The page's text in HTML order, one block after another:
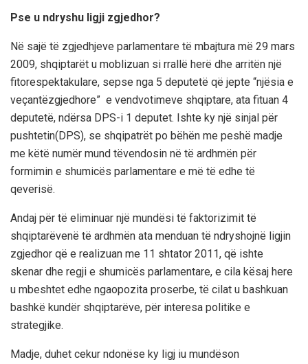
Pse u ndryshu ligji zgjedhor?
Në sajë të zgjedhjeve parlamentare të mbajtura më 29 mars
2009, shqiptarët u moblizuan si rrallë herë dhe arritën një
fitorespektakulare, sepse nga 5 deputetë që jepte “njësia e
veçantëzgjedhore” e vendvotimeve shqiptare, ata fituan 4
deputetë, ndërsa DPS-i 1 deputet. Ishte ky një sinjal për
pushtetin(DPS), se shqipatrët po bëhën me peshë madje
me këtë numër mund tëvendosin në të ardhmën për
formimin e shumicës parlamentare e më të edhe të
qeverisë.
Andaj për të eliminuar një mundësi të faktorizimit të
shqiptarëvenë të ardhmën ata menduan të ndryshojnë ligjin
zgjedhor që e realizuan me 11 shtator 2011, që ishte
skenar dhe regji e shumicës parlamentare, e cila kësaj here
u mbeshtet edhe ngaopozita proserbe, të cilat u bashkuan
bashkë kundër shqiptarëve, për interesa politike e
strategjike.
Madje, duhet cekur ndonëse ky ligj iu mundëson